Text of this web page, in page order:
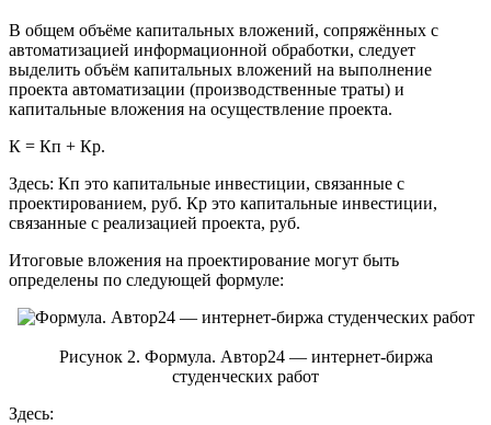
В общем объёме капитальных вложений, сопряжённых с
автоматизацией информационной обработки, следует
выделить объём капитальных вложений на выполнение
проекта автоматизации (производственные траты) и
капитальные вложения на осуществление проекта.
К = Кп + Кр.
Здесь: Кп это капитальные инвестиции, связанные с
проектированием, руб. Кр это капитальные инвестиции,
связанные с реализацией проекта, руб.
Итоговые вложения на проектирование могут быть
определены по следующей формуле:
Рисунок 2. Формула. Автор24 — интернет-биржа
студенческих работ
Здесь: